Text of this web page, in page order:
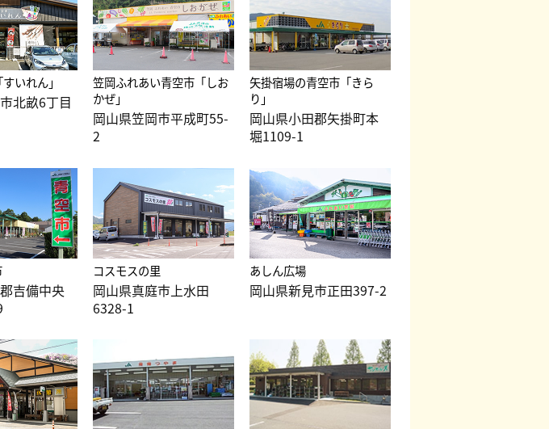
いれん」
北畝6丁目
笠岡ふれあい青空市「しお
かぜ」
岡山県笠岡市平成町55-
2
矢掛宿場の青空市「きら
り」
岡山県小田郡矢掛町本
堀1109-1
吉備中央
コスモスの里
岡山県真庭市上水田
6328-1
あしん広場
岡山県新見市正田397-2